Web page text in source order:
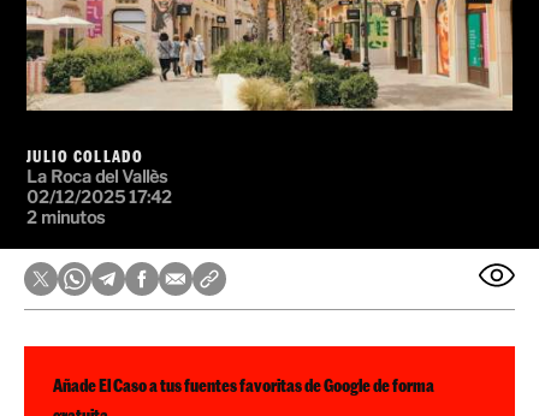
JULIO COLLADO
La Roca del Vallès
02/12/2025 17:42
2 minutos
Añade El Caso a tus fuentes favoritas de Google de forma